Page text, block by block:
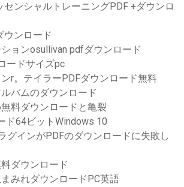
ンシャルトレーニングPDF +ダウンロ
ウンロード
ョンosullivan pdfダウンロード
ードサイズpc
r。テイラーPDFダウンロード無料
バムのダウンロード
料ダウンロードと亀裂
ド64ビットWindows 10
グインがPDFのダウンロードに失敗し
ダウンロード
みれダウンロードPC英語